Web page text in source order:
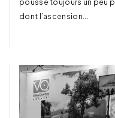
dont l’ascension...